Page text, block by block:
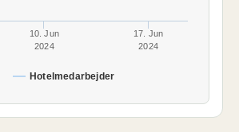
Hotelmedarbejder
10. Jun
2024
17. Jun
2024